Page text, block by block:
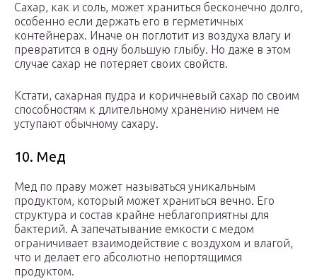
Сахар, как и соль, может храниться бесконечно долго,
особенно если держать его в герметичных
контейнерах. Иначе он поглотит из воздуха влагу и
превратится в одну большую глыбу. Но даже в этом
случае сахар не потеряет своих свойств.
Кстати, сахарная пудра и коричневый сахар по своим
способностям к длительному хранению ничем не
уступают обычному сахару.
10. Мед
Мед по праву может называться уникальным
продуктом, который может храниться вечно. Его
структура и состав крайне неблагоприятны для
бактерий. А запечатывание емкости с медом
ограничивает взаимодействие с воздухом и влагой,
что и делает его абсолютно непортящимся
продуктом.